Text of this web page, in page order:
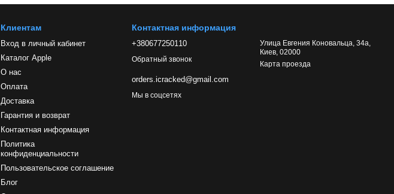
Клиентам
Вход в личный кабинет
Каталог Apple
О нас
Оплата
Доставка
Гарантия и возврат
Контактная информация
Политика
конфиденциальности
Пользовательское соглашение
Блог
Контактная информация
+380677250110
Обратный звонок
orders.icracked@gmail.com
Улица Евгения Коновальца, 34а,
Киев, 02000
Карта проезда
Мы в соцсетях